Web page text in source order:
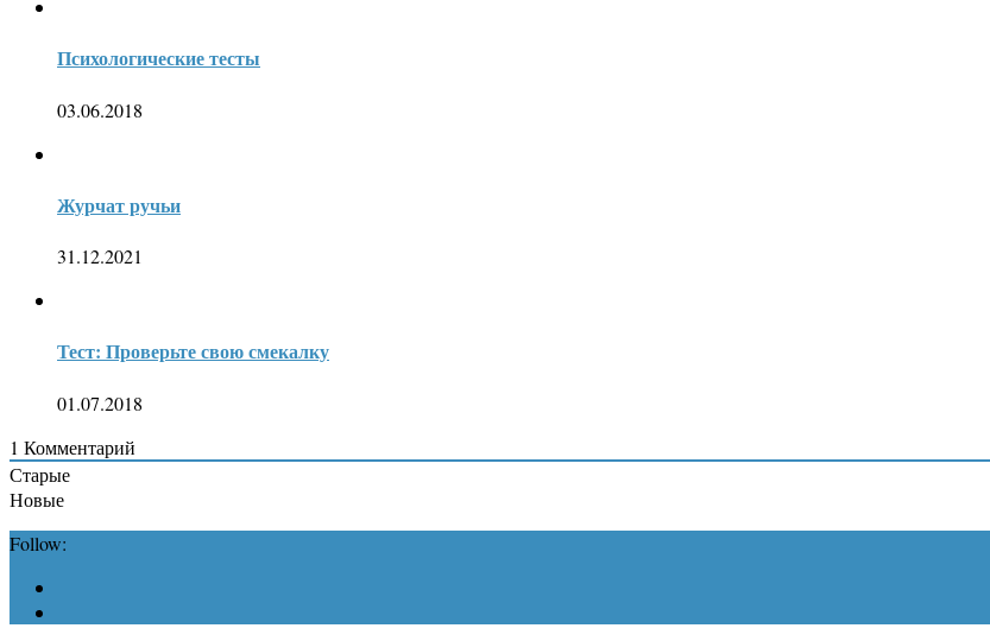
Психологические тесты
03.06.2018
Журчат ручьи
31.12.2021
Тест: Проверьте свою смекалку
01.07.2018
1 Комментарий
Старые
Новые
Follow: